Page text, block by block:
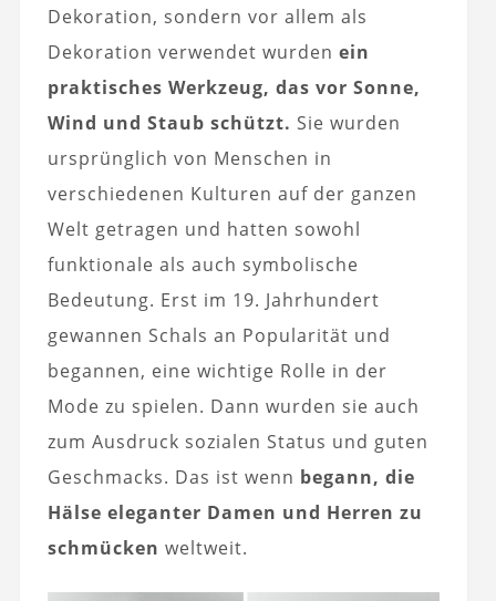
Dekoration, sondern vor allem als
Dekoration verwendet wurden ein
praktisches Werkzeug, das vor Sonne,
Wind und Staub schützt. Sie wurden
ursprünglich von Menschen in
verschiedenen Kulturen auf der ganzen
Welt getragen und hatten sowohl
funktionale als auch symbolische
Bedeutung. Erst im 19. Jahrhundert
gewannen Schals an Popularität und
begannen, eine wichtige Rolle in der
Mode zu spielen. Dann wurden sie auch
zum Ausdruck sozialen Status und guten
Geschmacks. Das ist wenn begann, die
Hälse eleganter Damen und Herren zu
schmücken weltweit.